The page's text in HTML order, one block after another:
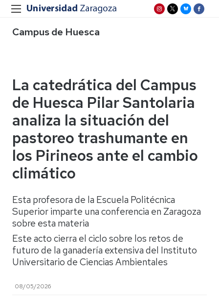
Campus de Huesca
La catedrática del Campus
de Huesca Pilar Santolaria
analiza la situación del
pastoreo trashumante en
los Pirineos ante el cambio
climático
Esta profesora de la Escuela Politécnica
Superior imparte una conferencia en Zaragoza
sobre esta materia
Este acto cierra el ciclo sobre los retos de
futuro de la ganadería extensiva del Instituto
Universitario de Ciencias Ambientales
08/05/2026